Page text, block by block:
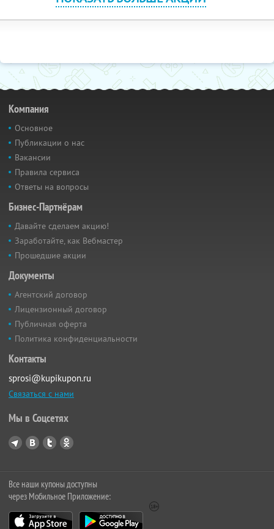
Компания
Основное
Публикации о нас
Вакансии
Правила сервиса
Ответы на вопросы
Бизнес-Партнёрам
Давайте сделаем акцию!
Заработайте, как Вебмастер
Прошедшие акции
Документы
Агентский договор
Лицензионный договор
Публичная оферта
Политика конфиденциальности
Контакты
sprosi@kupikupon.ru
Связаться с нами
Мы в Соцсетях
Все наши купоны доступны
через Мобильное Приложение: